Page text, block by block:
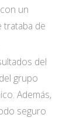
de
un
trataba de
del
grupo
Además,
seguro